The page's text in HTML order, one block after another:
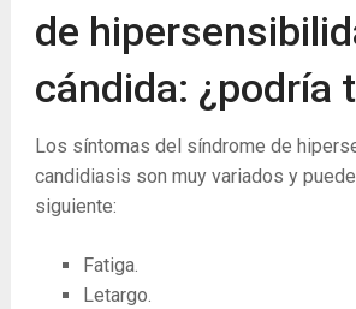
de
cándida: ¿podría
Los síntomas del síndrome de
candidiasis son muy variados y
siguiente:
Fatiga.
Letargo.